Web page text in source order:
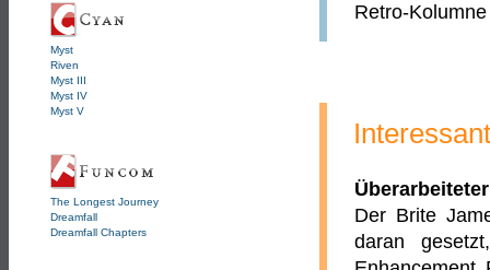
Myst
Riven
Myst III
Myst IV
Myst V
The Longest Journey
Dreamfall
Dreamfall Chapters
Retro-
Der Brite
daran